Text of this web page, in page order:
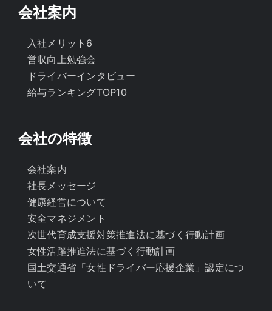
会社案内
入社メリット6
営収向上勉強会
ドライバーインタビュー
給与ランキングTOP10
会社の特徴
会社案内
社長メッセージ
健康経営について
安全マネジメント
次世代育成支援対策推進法に基づく行動計画
女性活躍推進法に基づく行動計画
国土交通省「女性ドライバー応援企業」認定につ
いて